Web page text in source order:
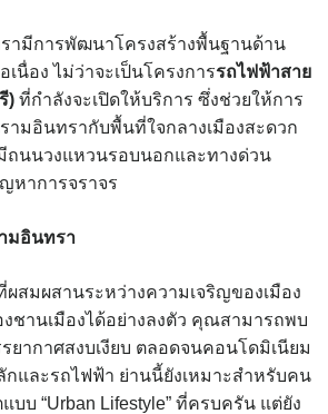
ามีการพัฒนาโครงสร้างพื้นฐานด้าน
นื่อง ไม่ว่าจะเป็นโครงการรถไฟฟ้าสาย
) ที่กำลังจะเปิดให้บริการ ซึ่งช่วยให้การ
ามอินทรากับพื้นที่ใจกลางเมืองสะดวก
ถนนวงแหวนรอบนอกและทางด่วน
หาการจราจร
มอินทรา
สมผสานระหว่างความเจริญของเมือง
ชานเมืองได้อย่างลงตัว คุณสามารถพบ
ากาศสงบเงียบ ตลอดจนคอนโดมิเนียม
และรถไฟฟ้า ย่านนี้ยังเหมาะสำหรับคน
บ “Urban Lifestyle” ที่ครบครัน แต่ยัง